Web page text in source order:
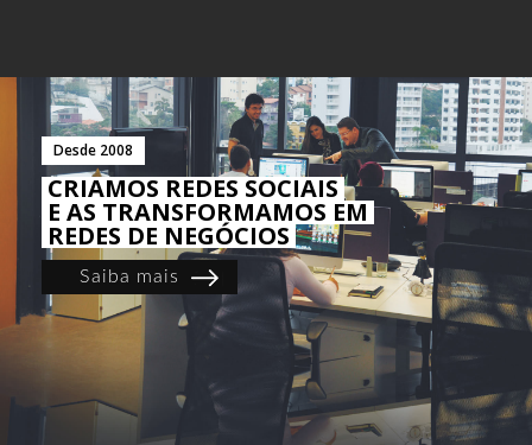
Desde 2008
CRIAMOS REDES SOCIAIS
E AS TRANSFORMAMOS EM
REDES DE NEGÓCIOS
Saiba mais